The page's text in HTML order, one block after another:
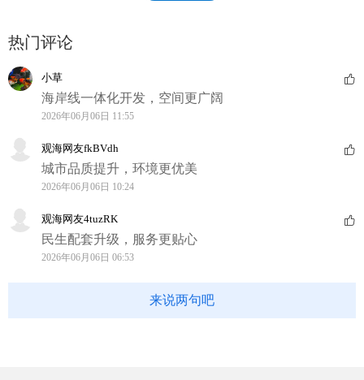
热门评论
小草
海岸线一体化开发，空间更广阔
2026年06月06日 11:55
观海网友fkBVdh
城市品质提升，环境更优美
2026年06月06日 10:24
观海网友4tuzRK
民生配套升级，服务更贴心
2026年06月06日 06:53
来说两句吧